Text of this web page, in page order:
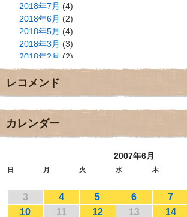
2018年7月 (4)
2018年6月 (2)
2018年5月 (4)
2018年3月 (3)
2018年2月 (2)
2018年1月(2)
2017年12月
2017年11月(3)
2017年9月
2017年8月
2017年5月
2017年3月(1)
2017年2月(1)
レコメンド
カレンダー
2007年6月
日 月 火 水 木
3
4 5 6 7
10
11 12 13 14